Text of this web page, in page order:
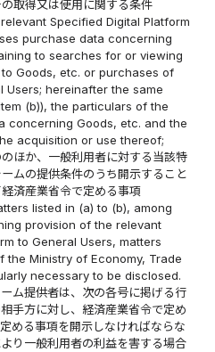
取得又は使用に関する条件
Specified Digital Platform
purchase data concerning
to searches for or viewing
Goods, etc. or purchases of
Users; hereinafter the same
(b)), the particulars of the
concerning Goods, etc. and the
acquisition or use thereof;
ほか、一般利用者に対する当該特
ムの提供条件のうち開示すること
済産業省令で定める事項
listed in (a) to (b), among
provision of the relevant
to General Users, matters
the Ministry of Economy, Trade
necessary to be disclosed.
ム提供者は、次の各号に掲げる行
手方に対し、経済産業省令で定め
める事項を開示しなければならな
り一般利用者の利益を害する場合